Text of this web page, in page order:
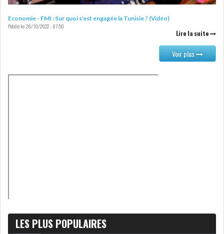
TAXE SUR LE PATR...
FISCALITÉ : LONGUE LISTE
Economie - FMI : Sur quoi s’est engagée la Tunisie ? (Vidéo)
Publié le:26/10/2022 - 07:50
Lire la suite
Voir plus
LES PLUS POPULAIRES